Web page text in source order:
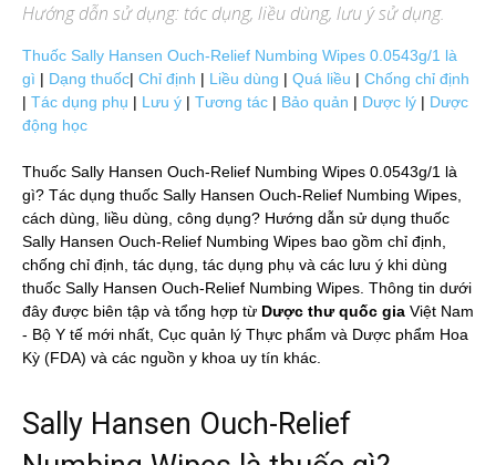
Hướng dẫn sử dụng: tác dụng, liều dùng, lưu ý sử dụng.
Thuốc Sally Hansen Ouch-Relief Numbing Wipes 0.0543g/1 là
gì | Dạng thuốc| Chỉ định | Liều dùng | Quá liều | Chống chỉ định
| Tác dụng phụ | Lưu ý | Tương tác | Bảo quản | Dược lý | Dược
động học
Thuốc Sally Hansen Ouch-Relief Numbing Wipes 0.0543g/1 là
gì? Tác dụng thuốc Sally Hansen Ouch-Relief Numbing Wipes,
cách dùng, liều dùng, công dụng? Hướng dẫn sử dụng thuốc
Sally Hansen Ouch-Relief Numbing Wipes bao gồm chỉ định,
chống chỉ định, tác dụng, tác dụng phụ và các lưu ý khi dùng
thuốc Sally Hansen Ouch-Relief Numbing Wipes. Thông tin dưới
đây được biên tập và tổng hợp từ Dược thư quốc gia Việt Nam
- Bộ Y tế mới nhất, Cục quản lý Thực phẩm và Dược phẩm Hoa
Kỳ (FDA) và các nguồn y khoa uy tín khác.
Sally Hansen Ouch-Relief